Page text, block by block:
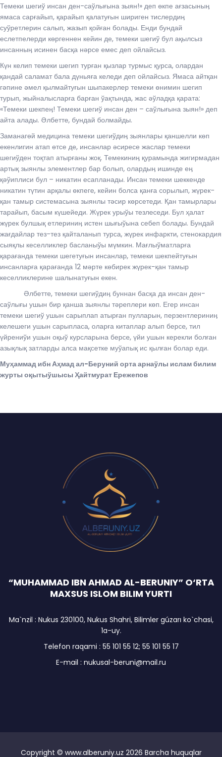
Темеки шегиў инсан ден-саўлығына зыян!» деп өкпе ағзасыныӊ
ямаса сарғайып, қарайып қалатуғын шириген тислердиӊ
суўретлерин салып, жазып қойған болады. Енди бундай
еслетпелерди көргеннен кейин де, темеки шегиў бул ақылсыз
инсанныӊ исинен басқа нәрсе емес деп ойлайсыз.
Күн келип темеки шегип турған қызлар турмыс қурса, олардан
қандай саламат бала дүньяға келеди деп ойлайсыз. Ямаса айтқан
гәпине әмел қылмайтуғын шыпакерлер темеки өнимин шегип
турып, жыйналысларға барған ўақтында, жас әўладқа қарата:
«Темеки шекпеӊ! Темеки шегиў инсан ден – саўлығына зыян!» деп
айта алады. Әлбетте, бундай болмайды.
Заманагөй медицина темеки шегиўдиӊ зыянлары қаншелли көп
екенлигин атап өтсе де, инсанлар әсиресе жаслар темеки
шегиўден тоқтап атырғаны жоқ. Темекиниӊ қурамында жигирмадан
артық зыянлы элементлер бар болып, олардыӊ ишинде еӊ
қәўиплиси бул – никатин есапланады. Инсан темеки шеккенде
никатин түтин арқалы өкпеге, кейин болса қанға сорылып, жүрек-
қан тамыр системасына зыянлы тәсир көрсетеди. Қан тамырлары
тарайып, басым күшейеди. Жүрек урыўы тезлеседи. Бул ҳалат
жүрек булшық етлериниӊ истен шығыўына себеп болады. Бундай
жағдайлар тез-тез қайталанып турса, жүрек инфаркти, стенокардия
сыяқлы кеселликлер басланыўы мүмкин. Мағлыўматларға
қарағанда темеки шегетуғын инсанлар, темеки шекпейтуғын
инсанларға қарағанда 12 мәрте көбирек жүрек-қан тамыр
кеселликлерине шалынатуғын екен.
Әлбетте, темеки шегиўдиӊ буннан басқа да инсан ден-
саўлығы ушын бир қанша зыянлы тәреплери көп. Егер инсан
темеки шегиў ушын сарыплап атырған пулларын, перзентлериниӊ
келешеги ушын сарыпласа, оларға китаплар алып берсе, тил
үйрениўи ушын оқыў курсларына берсе, үйи ушын керекли болған
азықлық затларды алса мақсетке муўапық ис қылған болар еди.
Муҳаммад ибн Аҳмад ал-Беруний орта арнаўлы ислам билим
журты оқытыўшысы Ҳайтмурат Ережепов
“MUHAMMAD IBN AHMAD AL-BERUNIY” O‘RTA
MAXSUS ISLOM BILIM YURTI
Ma`nzil : Nukus 230100, Nukus Shahri, Bilimler gúzarı ko`chasi,
1a-uy.
Telefon raqami : 55 101 55 12; 55 101 55 17
E-mail : nukusal-beruni@mail.ru
Copyright © www.alberuniy.uz 2026 Barcha huquqlar